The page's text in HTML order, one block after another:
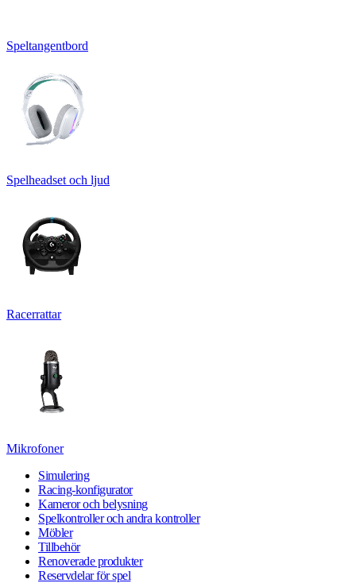
Speltangentbord
Spelheadset och ljud
Racerrattar
Mikrofoner
Simulering
Racing-konfigurator
Kameror och belysning
Spelkontroller och andra kontroller
Möbler
Tillbehör
Renoverade produkter
Reservdelar för spel